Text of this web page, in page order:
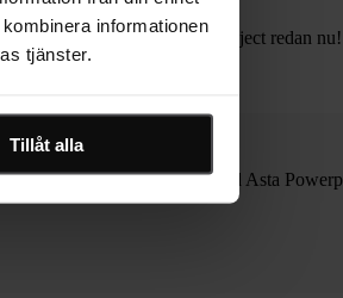
informationen
tjänster.
Tillåt alla
för Asta Powerproject redan nu!
till samma data, och med Asta